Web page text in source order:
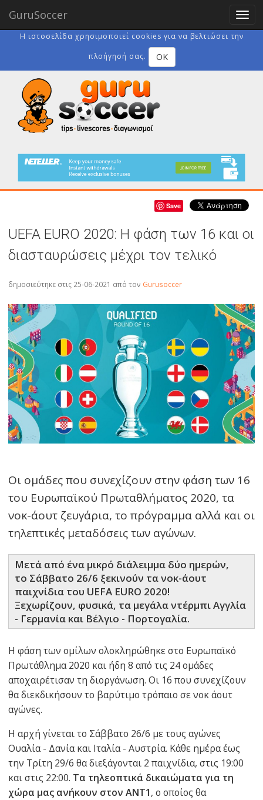
Η ιστοσελίδα χρησιμοποιεί cookies για να βελτιώσει την
πλοήγησή σας. OK
Save
UEFA EURO 2020: Η φάση των 16 και οι
διασταυρώσεις μέχρι τον τελικό
δημοσιεύτηκε στις 25-06-2021 από τον Gurusoccer
Οι ομάδες που συνεχίζουν στην φάση των 16
του Ευρωπαϊκού Πρωταθλήματος 2020, τα
νοκ-άουτ ζευγάρια, το πρόγραμμα αλλά και οι
τηλεπτικές μεταδόσεις των αγώνων.
Μετά από ένα μικρό διάλειμμα δύο ημερών,
το Σάββατο 26/6 ξεκινούν τα νοκ-άουτ
παιχνίδια του UEFA EURO 2020!
Ξεχωρίζουν, φυσικά, τα μεγάλα ντέρμπι Αγγλία
- Γερμανία και Βέλγιο - Πορτογαλία.
Η φάση των ομίλων ολοκληρώθηκε στο Ευρωπαϊκό
Πρωτάθλημα 2020 και ήδη 8 από τις 24 ομάδες
αποχαιρέτισαν τη διοργάνωση. Οι 16 που συνεχίζουν
θα διεκδικήσουν το βαρύτιμο τρόπαιο σε νοκ άουτ
αγώνες.
Η αρχή γίνεται το Σάββατο 26/6 με τους αγώνες
Ουαλία - Δανία και Ιταλία - Αυστρία. Κάθε ημέρα έως
την Τρίτη 29/6 θα διεξάγονται 2 παιχνίδια, στις 19:00
και στις 22:00. Τα τηλεοπτικά δικαιώματα για τη
χώρα μας ανήκουν στον ΑΝΤ1, ο οποίος θα
GuruSoccer